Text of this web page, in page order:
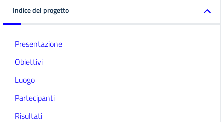
Indice del progetto
Presentazione
Obiettivi
Luogo
Partecipanti
Risultati